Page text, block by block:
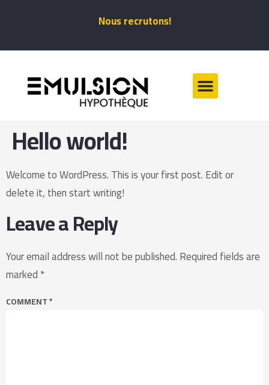
Nous recrutons!
Hello world!
Welcome to WordPress. This is your first post. Edit or
delete it, then start writing!
Leave a Reply
Your email address will not be published.Required fields are
marked*
COMMENT*